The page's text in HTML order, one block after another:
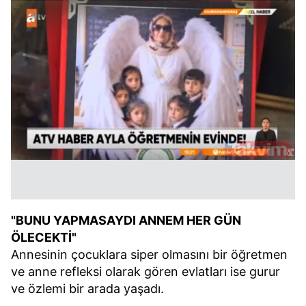
vasıtasıyla belirleyebilirsiniz. Çerezlere ilişkin detaylı bilgi
için Ayarlar butonuna tıklayabilir,Çerez Bilgilendirme
Metnimizi
ziyaret edebilirsiniz.
6698 sayılı Kişisel Verilerin Korunması Kanunu uyarınca
hazırlanmış Aydınlatma Metnimizi okumak ve sitemizde
ilgili mevzuata uygun olarak kullanılan çerezlerle ilgili bilgi
almak için lütfentıklayınız.
"BUNU YAPMASAYDI ANNEM HER GÜN
ÖLECEKTİ"
Annesinin çocuklara siper olmasını bir öğretmen
ve anne refleksi olarak gören evlatları ise gurur
ve özlemi bir arada yaşadı.